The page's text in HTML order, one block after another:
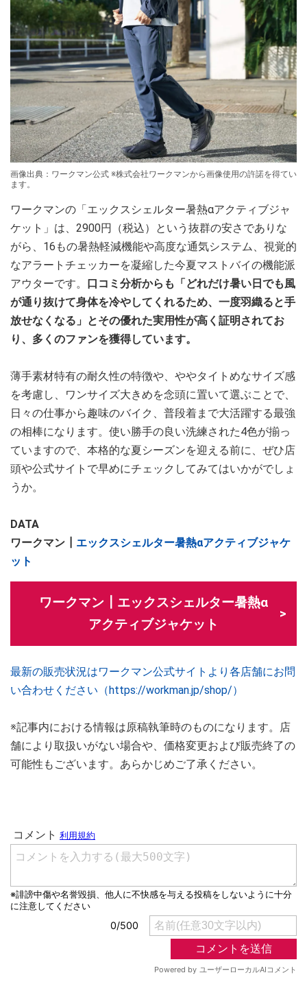
画像出典：ワークマン公式 ※株式会社ワークマンから画像使用の許諾を得てい
ます。
ワークマンの「エックスシェルター暑熱αアクティブジャ
ケット」は、2900円（税込）という抜群の安さでありな
がら、16もの暑熱軽減機能や高度な通気システム、視覚的
なアラートチェッカーを凝縮した今夏マストバイの機能派
アウターです。 口コミ分析からも「どれだけ暑い日でも風
が通り抜けて身体を冷やしてくれるため、一度羽織ると手
放せなくなる」とその優れた実用性が高く証明されてお
り、多くのファンを獲得しています。
薄手素材特有の耐久性の特徴や、ややタイトめなサイズ感
を考慮し、ワンサイズ大きめを念頭に置いて選ぶことで、
日々の仕事から趣味のバイク、普段着まで大活躍する最強
の相棒になります。使い勝手の良い洗練された4色が揃っ
ていますので、本格的な夏シーズンを迎える前に、ぜひ店
頭や公式サイトで早めにチェックしてみてはいかがでしょ
うか。
DATA
ワークマン┃ エックスシェルター暑熱αアクティブジャケ
ット
ワークマン┃エックスシェルター暑熱α
アクティブジャケット
最新の販売状況はワークマン公式サイトより各店舗にお問
い合わせください（https://workman.jp/shop/）
※記事内における情報は原稿執筆時のものになります。店
舗により取扱いがない場合や、価格変更および販売終了の
可能性もございます。あらかじめご了承ください。